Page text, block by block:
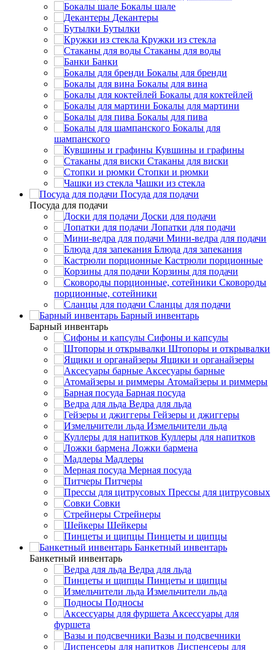
Бокалы шале
Декантеры
Бутылки
Кружки из стекла
Стаканы для воды
Банки
Бокалы для бренди
Бокалы для вина
Бокалы для коктейлей
Бокалы для мартини
Бокалы для пива
Бокалы для
шампанского
Кувшины и графины
Стаканы для виски
Стопки и рюмки
Чашки из стекла
Посуда для подачи
Посуда для подачи
Доски для подачи
Лопатки для подачи
Мини-ведра для подачи
Блюда для запекания
Кастрюли порционные
Корзины для подачи
Сковороды
порционные, сотейники
Сланцы для подачи
Барный инвентарь
Барный инвентарь
Сифоны и капсулы
Штопоры и открывалки
Ящики и органайзеры
Аксесуары барные
Атомайзеры и риммеры
Барная посуда
Ведра для льда
Гейзеры и джиггеры
Измельчители льда
Куллеры для напитков
Ложки бармена
Мадлеры
Мерная посуда
Питчеры
Прессы для цитрусовых
Совки
Стрейнеры
Шейкеры
Пинцеты и щипцы
Банкетный инвентарь
Банкетный инвентарь
Ведра для льда
Пинцеты и щипцы
Измельчители льда
Подносы
Аксессуары для
фуршета
Вазы и подсвечники
Диспенсеры для